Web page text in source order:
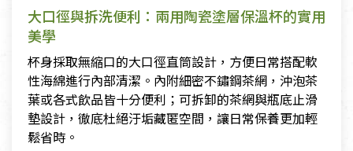
大口徑與拆洗便利：兩用陶瓷塗層保溫杯的實用
美學
杯身採取無縮口的大口徑直筒設計，方便日常搭配軟
性海綿進行內部清潔。內附細密不鏽鋼茶網，沖泡茶
葉或各式飲品皆十分便利；可拆卸的茶網與瓶底止滑
墊設計，徹底杜絕汙垢藏匿空間，讓日常保養更加輕
鬆省時。